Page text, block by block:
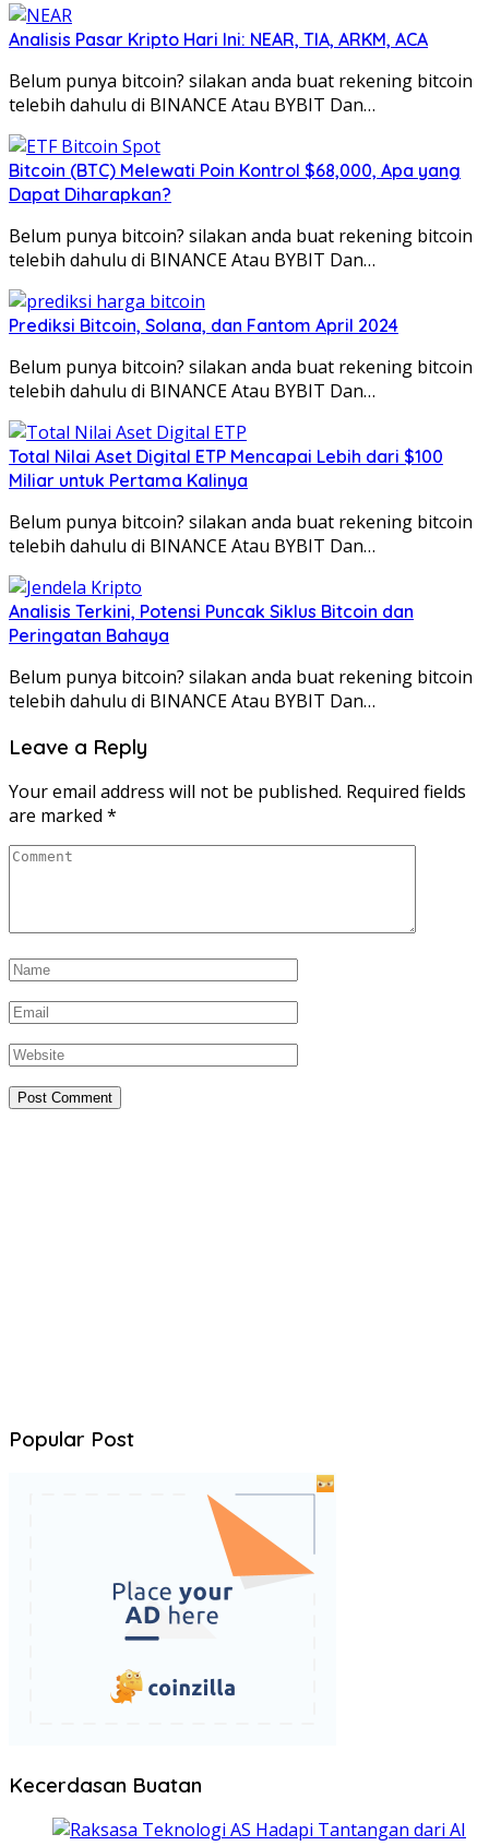
Analisis Pasar Kripto Hari Ini: NEAR, TIA, ARKM, ACA
Belum punya bitcoin? silakan anda buat rekening bitcoin
telebih dahulu di BINANCE Atau BYBIT Dan…
Bitcoin (BTC) Melewati Poin Kontrol $68,000, Apa yang
Dapat Diharapkan?
Belum punya bitcoin? silakan anda buat rekening bitcoin
telebih dahulu di BINANCE Atau BYBIT Dan…
Prediksi Bitcoin, Solana, dan Fantom April 2024
Belum punya bitcoin? silakan anda buat rekening bitcoin
telebih dahulu di BINANCE Atau BYBIT Dan…
Total Nilai Aset Digital ETP Mencapai Lebih dari $100
Miliar untuk Pertama Kalinya
Belum punya bitcoin? silakan anda buat rekening bitcoin
telebih dahulu di BINANCE Atau BYBIT Dan…
Analisis Terkini, Potensi Puncak Siklus Bitcoin dan
Peringatan Bahaya
Belum punya bitcoin? silakan anda buat rekening bitcoin
telebih dahulu di BINANCE Atau BYBIT Dan…
Leave a Reply
Your email address will not be published. Required fields
are marked *
Popular Post
Kecerdasan Buatan